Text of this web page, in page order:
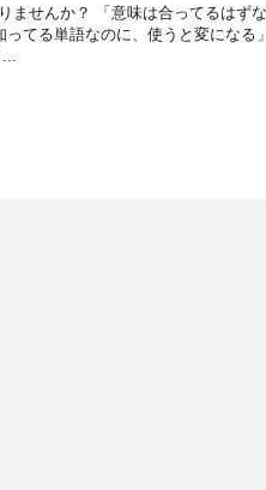
ませんか？ 「意味は合ってるはず
てる単語なのに、使うと変になる